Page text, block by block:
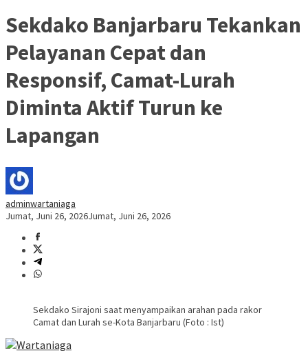
Sekdako Banjarbaru Tekankan
Pelayanan Cepat dan
Responsif, Camat-Lurah
Diminta Aktif Turun ke
Lapangan
adminwartaniaga
Jumat, Juni 26, 2026Jumat, Juni 26, 2026
Sekdako Sirajoni saat menyampaikan arahan pada rakor
Camat dan Lurah se-Kota Banjarbaru (Foto : Ist)